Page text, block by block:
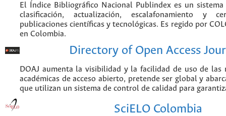
El Índice Bibliográfico Nacional Publindex es un
clasificación, actualización, escalafonamiento y
publicaciones científicas y tecnológicas. Es regido por
en Colombia.
Directory of Open Access
DOAJ aumenta la visibilidad y la facilidad de uso de las
académicas de acceso abierto, pretende ser global y
que utilizan un sistema de control de calidad para
SciELO Colombia